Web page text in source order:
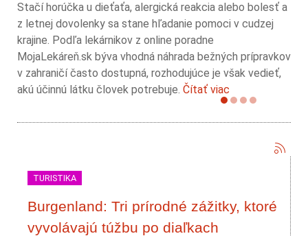
Stačí horúčka u dieťaťa, alergická reakcia alebo bolesť a
z letnej dovolenky sa stane hľadanie pomoci v cudzej
krajine. Podľa lekárnikov z online poradne
MojaLekáreň.sk býva vhodná náhrada bežných prípravkov
v zahraničí často dostupná, rozhodujúce je však vedieť,
akú účinnú látku človek potrebuje. Čítať viac
TURISTIKA
Burgenland: Tri prírodné zážitky, ktoré
vyvolávajú túžbu po diaľkach